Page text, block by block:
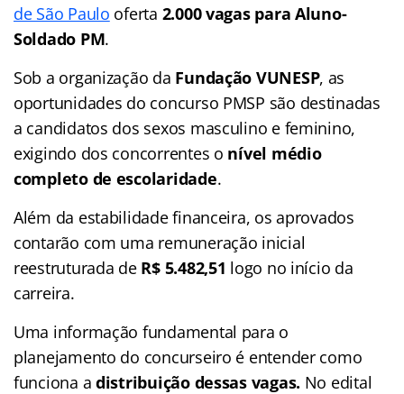
de São Paulo oferta 2.000 vagas para Aluno-
Soldado PM.
Sob a organização da Fundação VUNESP, as
oportunidades do concurso PMSP são destinadas
a candidatos dos sexos masculino e feminino,
exigindo dos concorrentes o nível médio
completo de escolaridade.
Além da estabilidade financeira, os aprovados
contarão com uma remuneração inicial
reestruturada deR$ 5.482,51 logo no início da
carreira.
Uma informação fundamental para o
planejamento do concurseiro é entender como
funciona adistribuição dessas vagas. No edital